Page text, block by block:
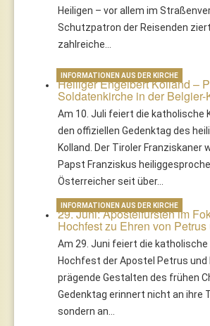
Heiligen – vor allem im
Schutzpatron der Reisenden
zahlreiche…
Heiliger Engelbert Kolland –
Soldatenkirche in der Belgier-
Am 10. Juli feiert die katholische
den offiziellen Gedenktag des
Kolland. Der Tiroler Franziskaner
Papst Franziskus
Österreicher seit über…
INFORMATIONEN AUS DER KIRCHE
29. Juni: Apostelfürsten im
Hochfest zu Ehren von
Am 29. Juni feiert die katholische
Hochfest der Apostel Petrus und
prägende Gestalten des frühen
Gedenktag erinnert nicht an ihre
sondern an…
INFORMATIONEN AUS DER KIRCHE